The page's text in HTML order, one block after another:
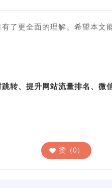
了更全面的理解。希望本文
转、提升网站流量排名、微
赞（0）